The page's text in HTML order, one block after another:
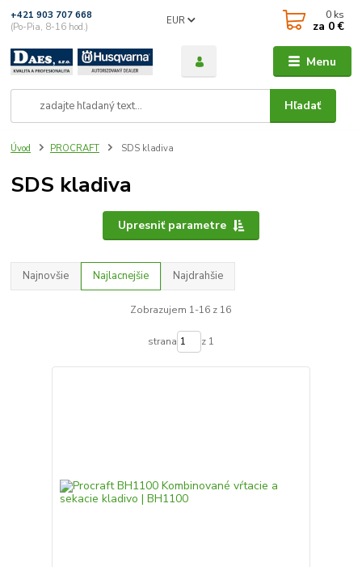
Menu
EUR
Hľadať
+421 903 707 668
(Po-Pia, 8-16 hod.)
0 ks
za 0 €
Úvod PROCRAFT SDS kladiva
SDS kladiva
Upresniť parametre
Najnovšie Najlacnejšie Najdrahšie
Zobrazujem 1-16 z 16
strana z 1